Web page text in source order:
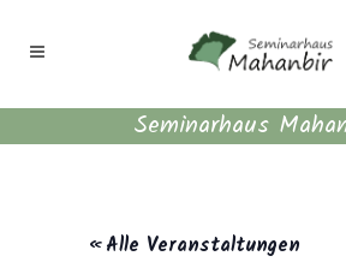
Seminarhaus
« Alle Veranstaltungen